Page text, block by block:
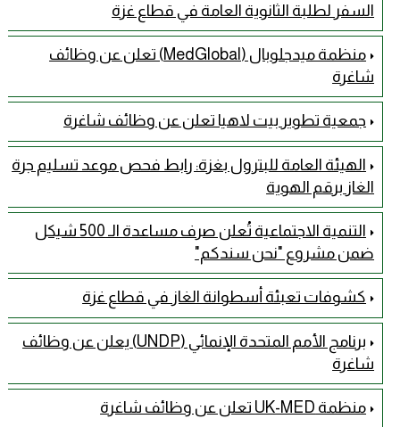
السفر لطلبة الثانوية العامة في قطاع غزة
منظمة ميدجلوبال (MedGlobal) تعلن عن وظائف
شاغرة
جمعية تطوير بيت لاهيا تعلن عن وظائف شاغرة
الهيئة العامة للبترول بغزة: رابط فحص موعد تسليم جرة
الغاز برقم الهوية
التنمية الاجتماعية تُعلن صرف مساعدة الـ 500 شيكل
ضمن مشروع "نحن سندكم"
كشوفات تعبئة أسطوانة الغاز في قطاع غزة
برنامج الأمم المتحدة الإنمائي (UNDP) يعلن عن وظائف
شاغرة
منظمة UK-MED تعلن عن وظائف شاغرة